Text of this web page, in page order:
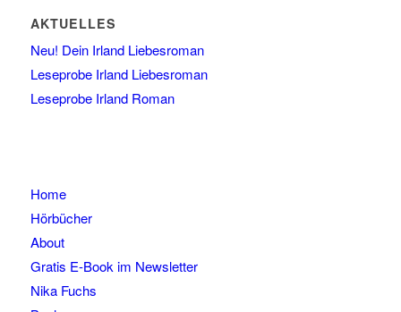
AKTUELLES
Neu! Dein Irland Liebesroman
Leseprobe Irland Liebesroman
Leseprobe Irland Roman
Home
Hörbücher
About
Gratis E-Book im Newsletter
Nika Fuchs